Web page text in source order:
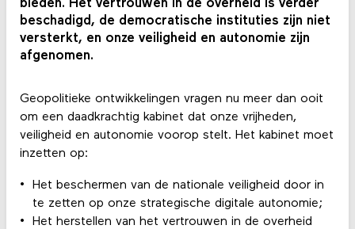
bieden. Het vertrouwen in de overheid is verder
beschadigd, de democratische instituties zijn niet
versterkt, en onze veiligheid en autonomie zijn
afgenomen.
Geopolitieke ontwikkelingen vragen nu meer dan ooit
om een daadkrachtig kabinet dat onze vrijheden,
veiligheid en autonomie voorop stelt. Het kabinet moet
inzetten op:
Het beschermen van de nationale veiligheid door in
te zetten op onze strategische digitale autonomie;
Het herstellen van het vertrouwen in de overheid